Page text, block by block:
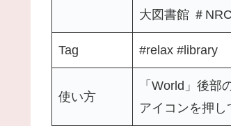
大図書館 ＃
Tag #relax #library
使い方
「World」後部
アイコンを押し